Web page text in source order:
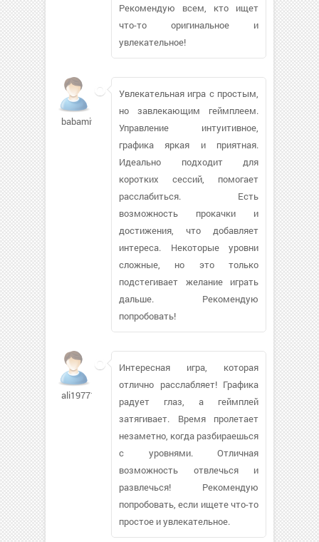
Рекомендую всем, кто ищет
что-то оригинальное и
увлекательное!
babamiwa2
Увлекательная игра с простым,
но завлекающим геймплеем.
Управление интуитивное,
графика яркая и приятная.
Идеально подходит для
коротких сессий, помогает
расслабиться. Есть
возможность прокачки и
достижения, что добавляет
интереса. Некоторые уровни
сложные, но это только
подстегивает желание играть
дальше. Рекомендую
попробовать!
ali197711
Интересная игра, которая
отлично расслабляет! Графика
радует глаз, а геймплей
затягивает. Время пролетает
незаметно, когда разбираешься
с уровнями. Отличная
возможность отвлечься и
развлечься! Рекомендую
попробовать, если ищете что-то
простое и увлекательное.